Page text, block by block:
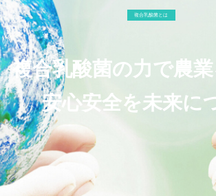
複合乳酸菌とは
複合乳酸菌の力で農
安心安全を未来に